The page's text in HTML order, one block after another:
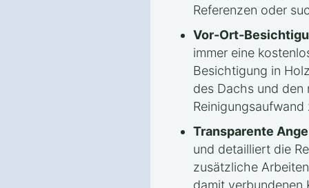
Referenzen oder
Vor-Ort-
immer eine
Besichtigung in
des Dachs und den
Transparente
und detailliert die
zusätzliche
damit verbundenen